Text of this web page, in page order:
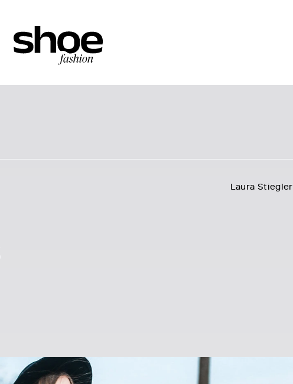
Laura Stiegler